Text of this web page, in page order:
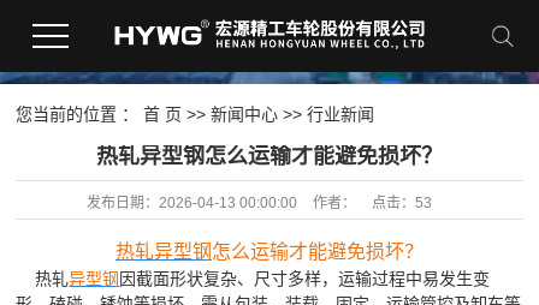
您当前的位置 ：首 页 >>新闻中心 >>行业新闻
​热轧异型钢怎么运输才能避免损坏？
发布日期： 2026-04-13 00:00:00 作者： 点击： 53
热轧异型钢 怎么运输才能避免损坏？
热轧异型钢 因截面形状复杂、尺寸多样，运输过程中易发生变